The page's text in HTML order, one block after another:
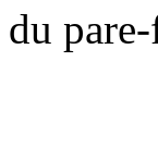
du